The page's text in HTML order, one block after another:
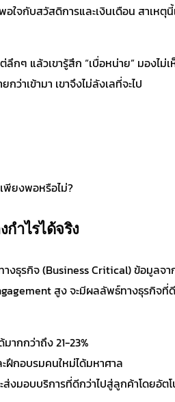
ใจกับสวัสดิการและเงินเดือน สาเหตุ
กๆ แล้วเขารู้สึก “เบื่อหน่าย” มองไม่เ
ว่าเข้ามา เขาจึงไม่ลังเลที่จะไป
พียงพอหรือไม่?
กำไรได้จริง
งธุรกิจ (Business Critical) ข้อมูลจา
สูง จะมีผลลัพธ์ทางธุรกิจที่
ากกว่าถึง 21-23%
ฝึกอบรมคนใหม่ได้มหาศาล
งมอบบริการที่ดีกว่าไปสู่ลูกค้าโดยอัต